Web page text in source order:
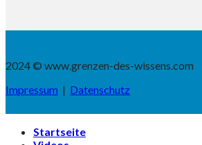
2024 © www.grenzen-des-wissens.com
Impressum | Datenschutz
Startseite